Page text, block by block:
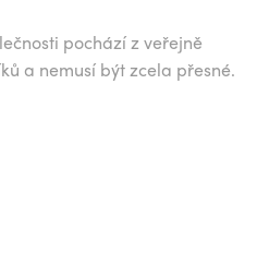
pochází z veřejně
a nemusí být zcela přesné.